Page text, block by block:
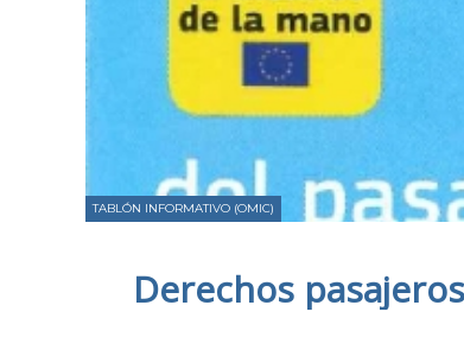
TABLÓN INFORMATIVO (OMIC)
Derechos